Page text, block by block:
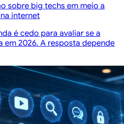
sobre big techs em meio a
internet
é cedo para avaliar se a
em 2026. A resposta depende